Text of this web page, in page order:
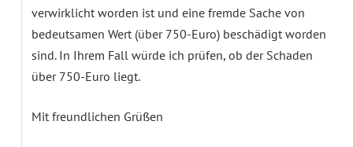
verwirklicht worden ist und eine fremde Sache von
bedeutsamen Wert (über 750-Euro) beschädigt worden
sind. In Ihrem Fall würde ich prüfen, ob der Schaden
über 750-Euro liegt.
Mit freundlichen Grüßen